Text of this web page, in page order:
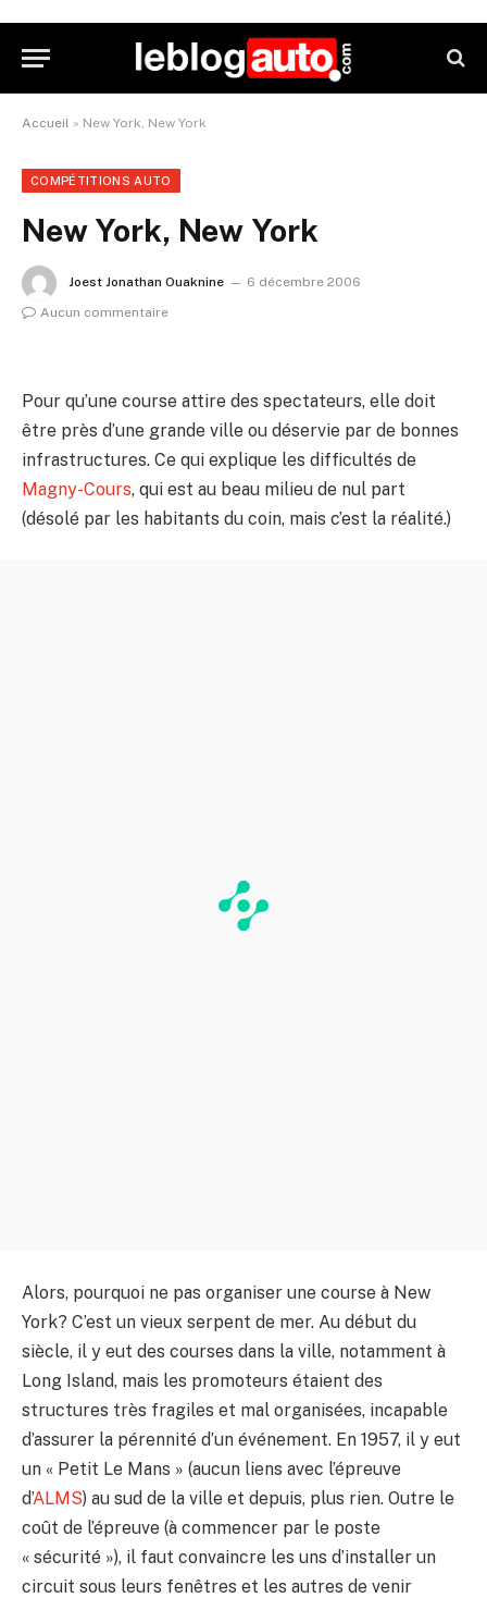
Accueil » New York, New York
COMPÉTITIONS AUTO
New York, New York
Joest Jonathan Ouaknine
6 décembre 2006
Aucun commentaire
Pour qu’une course attire des spectateurs, elle doit
être près d’une grande ville ou déservie par de bonnes
infrastructures. Ce qui explique les difficultés de
Magny-Cours, qui est au beau milieu de nul part
(désolé par les habitants du coin, mais c’est la réalité.)
Alors, pourquoi ne pas organiser une course à New
York? C’est un vieux serpent de mer. Au début du
siècle, il y eut des courses dans la ville, notamment à
Long Island, mais les promoteurs étaient des
structures très fragiles et mal organisées, incapable
d’assurer la pérennité d’un événement. En 1957, il y eut
un « Petit Le Mans » (aucun liens avec l’épreuve
d’ALMS) au sud de la ville et depuis, plus rien. Outre le
coût de l’épreuve (à commencer par le poste
« sécurité »), il faut convaincre les uns d’installer un
circuit sous leurs fenêtres et les autres de venir